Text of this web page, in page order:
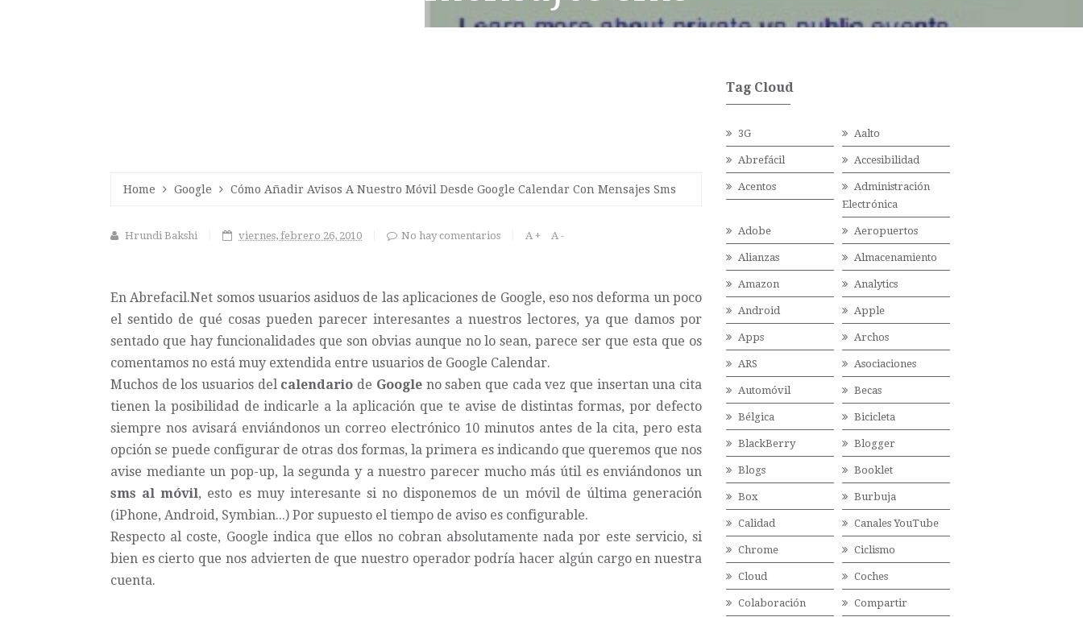
Home Google Cómo Añadir Avisos A Nuestro Móvil Desde Google Calendar Con Mensajes Sms
Hrundi Bakshi viernes, febrero 26, 2010 No hay comentarios A + A -
En Abrefacil.Net somos usuarios asiduos de las aplicaciones de Google, eso nos deforma un poco
el sentido de qué cosas pueden parecer interesantes a nuestros lectores, ya que damos por
sentado que hay funcionalidades que son obvias aunque no lo sean, parece ser que esta que os
comentamos no está muy extendida entre usuarios de Google Calendar.
Muchos de los usuarios del calendario de Google no saben que cada vez que insertan una cita
tienen la posibilidad de indicarle a la aplicación que te avise de distintas formas, por defecto
siempre nos avisará enviándonos un correo electrónico 10 minutos antes de la cita, pero esta
opción se puede configurar de otras dos formas, la primera es indicando que queremos que nos
avise mediante un pop-up, la segunda y a nuestro parecer mucho más útil es enviándonos un
sms al móvil, esto es muy interesante si no disponemos de un móvil de última generación
(iPhone, Android, Symbian...) Por supuesto el tiempo de aviso es configurable.
Respecto al coste, Google indica que ellos no cobran absolutamente nada por este servicio, si
bien es cierto que nos advierten de que nuestro operador podría hacer algún cargo en nuestra
cuenta.
Tag Cloud
3G Aalto
Abrefácil Accesibilidad
Acentos
Administración
Electrónica
Adobe Aeropuertos
Alianzas Almacenamiento
Amazon Analytics
Android Apple
Apps Archos
ARS Asociaciones
Automóvil Becas
Bélgica Bicicleta
BlackBerry Blogger
Blogs Booklet
Box Burbuja
Calidad Canales YouTube
Chrome Ciclismo
Cloud Coches
Colaboración Compartir